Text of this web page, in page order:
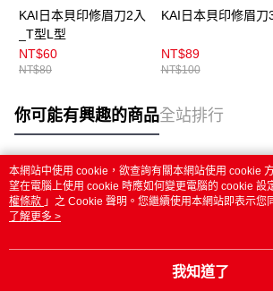
KAI日本貝印修眉刀2入
_T型L型
NT$60
NT$80
KAI日本貝印修眉刀
NT$89
NT$100
你可能有興趣的商品全站排行
熱門標籤
本網站中使用 cookie，欲查詢有關本網站使用 cookie
望在電腦上使用 cookie 時應如何變更電腦的 cookie 設
權條款 」之 Cookie 聲明。您繼續使用本網站即表示您
用條款之 Cookie 聲明使用 cookie。
了解更多 >
我知道了